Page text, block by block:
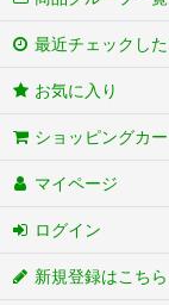
最近チェックし
お気に入り
ショッピングカー
マイページ
ログイン
新規登録はこちら